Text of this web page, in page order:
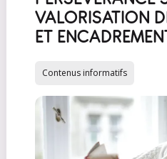
VALORISATION
ET
Contenus informatifs